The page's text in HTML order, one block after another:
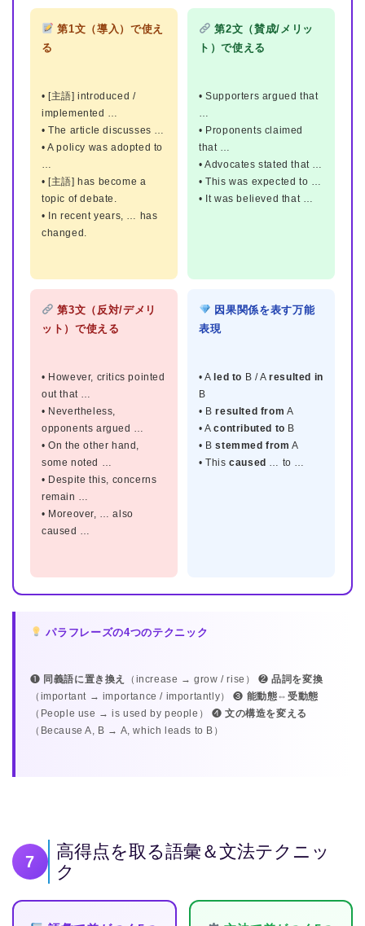
第1文（導入）で使え
る
• [主語] introduced /
implemented …
• The article discusses …
• A policy was adopted to
…
• [主語] has become a
topic of debate.
• In recent years, … has
changed.
第2文（賛成/メリッ
ト）で使える
• Supporters argued that
…
• Proponents claimed
that …
• Advocates stated that …
• This was expected to …
• It was believed that …
第3文（反対/デメリ
ット）で使える
• However, critics pointed
out that …
• Nevertheless,
opponents argued …
• On the other hand,
some noted …
• Despite this, concerns
remain …
• Moreover, … also
caused …
因果関係を表す万能
表現
• A led to B / Aresulted in
B
• Bresulted from A
• Acontributed to B
• Bstemmed from A
• Thiscaused … to …
パラフレーズの4つのテクニック
❶ 同義語に置き換え （increase → grow / rise） ❷品詞を変換
（important → importance / importantly） ❸ 能動態⇔受動態
（People use → is used by people） ❹文の構造を変える
（Because A, B → A, which leads to B）
7
高得点を取る語彙＆文法テクニッ
ク